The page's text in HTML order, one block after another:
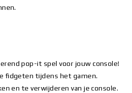
pop-it spel voor jouw console!
fidgeten tijdens het gamen.
en te verwijderen van je console.